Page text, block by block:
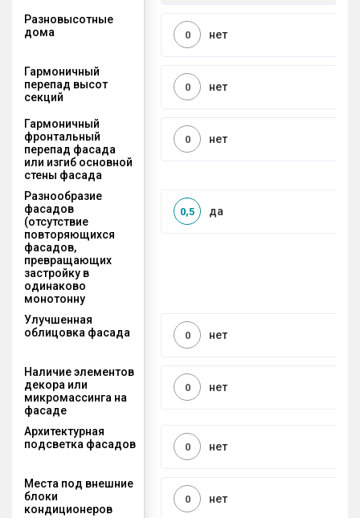
Разновысотные
дома
нет
0
Гармоничный
перепад высот
секций
нет
0
Гармоничный
фронтальный
перепад фасада
или изгиб основной
стены фасада
нет
0
Разнообразие
фасадов
(отсутствие
повторяющихся
фасадов,
превращающих
застройку в
одинаково
монотонну
да
0,5
Улучшенная
облицовка фасада
нет
0
Наличие элементов
декора или
микромассинга на
фасаде
нет
0
Архитектурная
подсветка фасадов
нет
0
Места под внешние
блоки
кондиционеров
нет
0